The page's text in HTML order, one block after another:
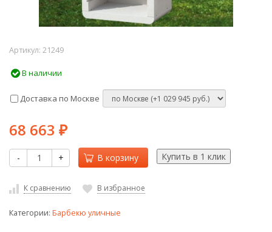
Артикул: 21249
В наличии
Доставка по Москве
68 663 ₽
- + В корзину
К сравнению В избранное
Категории: Барбекю уличные